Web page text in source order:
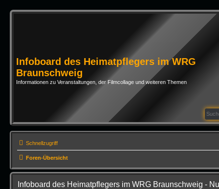
Infoboard des Heimatpflegers im WRG
Braunschweig
Informationen zu Veranstaltungen, der Filmcollage und weiteren Themen
Schnellzugriff
Foren-Übersicht
Infoboard des Heimatpflegers im WRG Braunschweig -